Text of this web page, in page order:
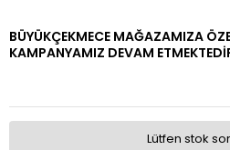
BÜYÜKÇEKMECE MAĞAZAMIZA
KAMPANYAMIZ DEVAM
Lütfen stok